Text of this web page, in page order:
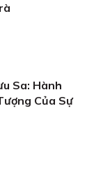
Sa: Hành
Của Sự